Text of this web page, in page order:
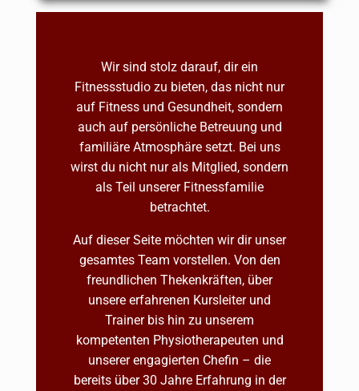
Wir sind stolz darauf, dir ein
Fitnessstudio zu bieten, das nicht nur
auf Fitness und Gesundheit, sondern
auch auf persönliche Betreuung und
familiäre Atmosphäre setzt. Bei uns
wirst du nicht nur als Mitglied, sondern
als Teil unserer Fitnessfamilie
betrachtet.
Auf dieser Seite möchten wir dir unser
gesamtes Team vorstellen. Von den
freundlichen Thekenkräften, über
unsere erfahrenen Kursleiter und
Trainer bis hin zu unserem
kompetenten Physiotherapeuten und
unserer engagierten Chefin – die
bereits über 30 Jahre Erfahrung in der